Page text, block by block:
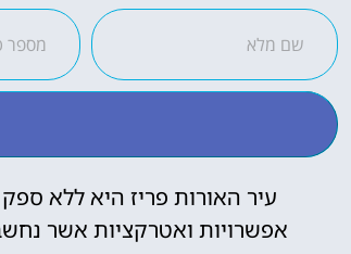
עיר האורות פריז היא ללא
אפשרויות ואטרקציות אשר